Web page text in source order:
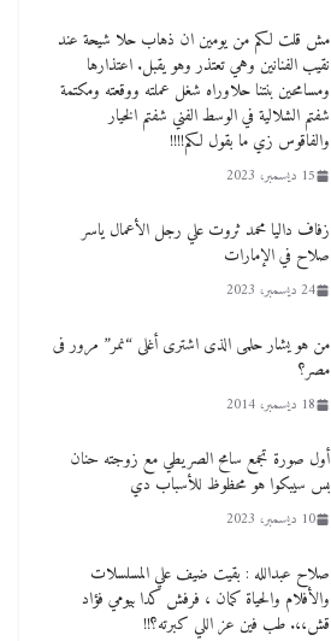
مش قلت لكم من يومين ان ذهاب حلا شيحة عند
نقيب الفنانين وهي تعتذر وهو يقبل. اعتذارها
ومسامحين بنتنا حلاوراه شغل عملته ووقعته ومكتمة
شفتم الشلالية في الوسط الفني شفتم الخيار
والفاقوس زي ما بقول لكم!!!!
15 ديسمبر، 2023
زفاف داليا محمد ثروت علي رجل الأعمال ياسر
صلاح في الإمارات
24 ديسمبر، 2023
من هو يشار حلمى الذى اشترى أغلى “نمر” مرور فى
مصر؟
18 ديسمبر، 2014
أول صورة تجمع سامح الصريطي مع زوجته حنان
بس سيبكوا هو محظوظ للأسباب دي
10 ديسمبر، 2023
صلاح عبدالله : بقيت ضيف علي المسلسلات
والأفلام والحياة كمان ، فرفش كدا بيومي فؤاد
قش،،. طب فين عز اللي كبرته؟!!